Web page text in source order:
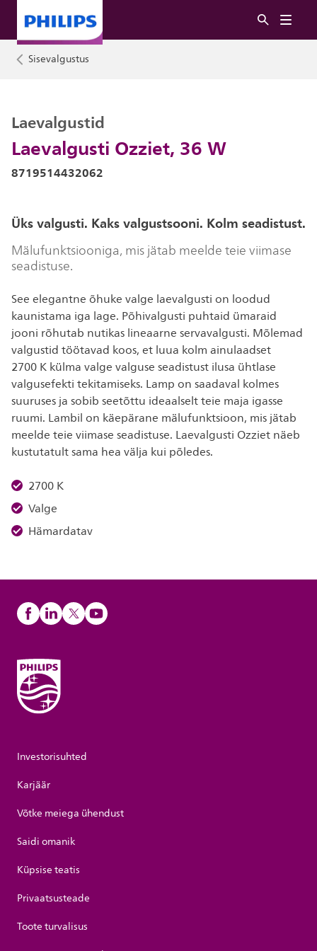
Sisevalgustus
Laevalgusti Ozziet, 36 W
Laevalgustid
8719514432062
Üks valgusti. Kaks valgustsooni. Kolm seadistust.
Mälufunktsiooniga, mis jätab meelde teie viimase
seadistuse.
See elegantne õhuke valge laevalgusti on loodud
kaunistama iga lage. Põhivalgusti puhtaid ümaraid
jooni rõhutab nutikas lineaarne servavalgusti. Mõlemad
valgustid töötavad koos, et luua kolm ainulaadset
2700 K külma valge valguse seadistust ilusa ühtlase
valgusefekti tekitamiseks. Lamp on saadaval kolmes
suuruses ja sobib seetõttu ideaalselt teie maja igasse
ruumi. Lambil on käepärane mälufunktsioon, mis jätab
meelde teie viimase seadistuse. Laevalgusti Ozziet näeb
kustutatult sama hea välja kui põledes.
2700 K
Valge
Hämardatav
Investorisuhted
Karjäär
Võtke meiega ühendust
Saidi omanik
Küpsise teatis
Privaatsusteade
Toote turvalisus